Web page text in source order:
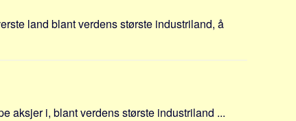
land blant verdens største industriland, å
aksjer i, blant verdens største industriland ...